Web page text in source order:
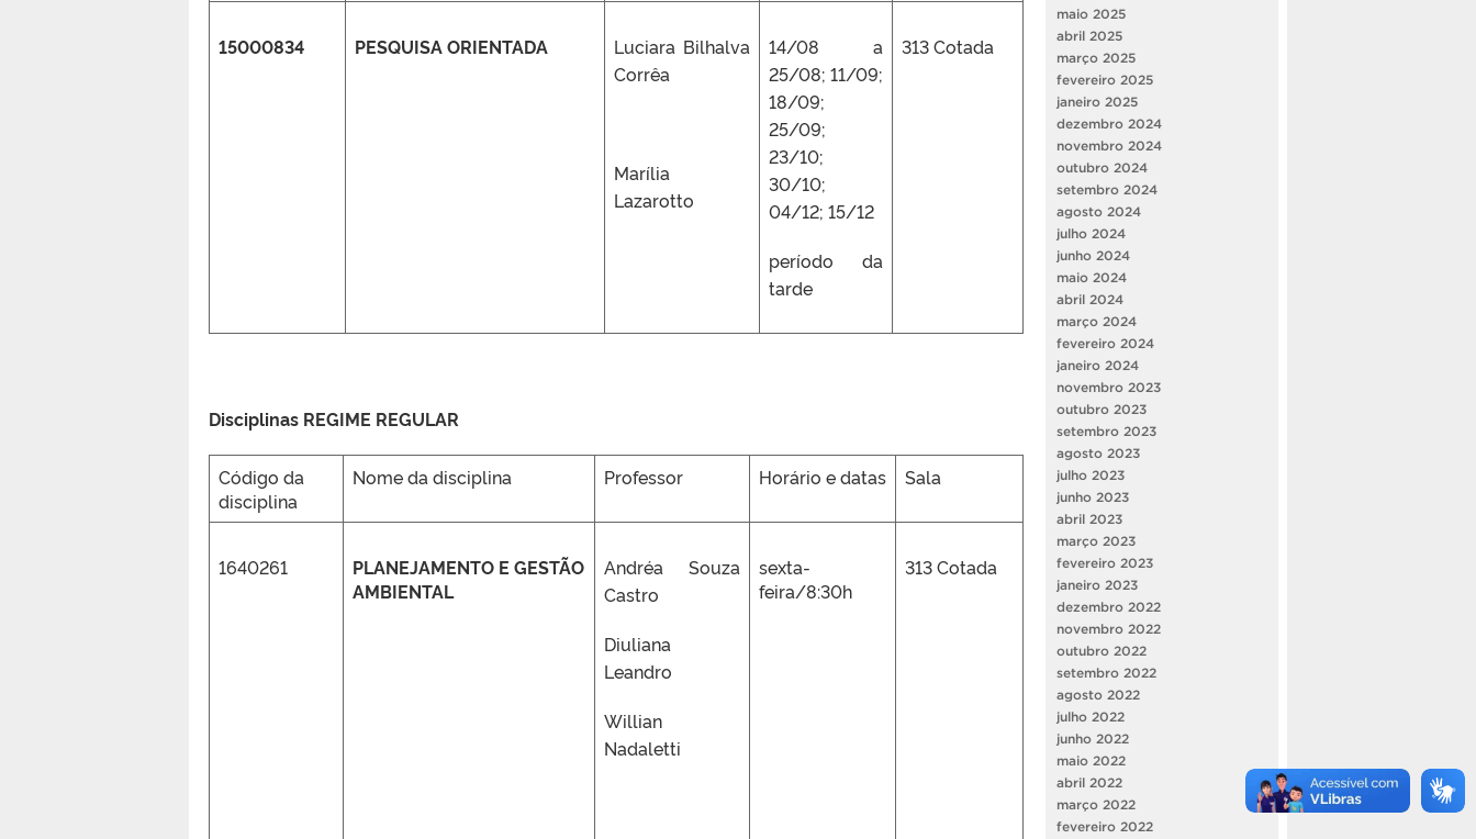
15000834 PESQUISA ORIENTADA
Luciara Bilhalva
Corrêa
Marília
Lazarotto
14/08 a
25/08; 11/09;
18/09;
25/09;
23/10;
30/10;
04/12; 15/12
período da
tarde
313 Cotada
Disciplinas REGIME REGULAR
Código da
disciplina
Nome da disciplina Professor Horário e datas Sala
1640261
PLANEJAMENTO E GESTÃO
AMBIENTAL
Andréa Souza
Castro
Diuliana
Leandro
Willian
Nadaletti
sexta-
feira/8:30h
313 Cotada
maio 2025
abril 2025
março 2025
fevereiro 2025
janeiro 2025
dezembro 2024
novembro 2024
outubro 2024
setembro 2024
agosto 2024
julho 2024
junho 2024
maio 2024
abril 2024
março 2024
fevereiro 2024
janeiro 2024
novembro 2023
outubro 2023
setembro 2023
agosto 2023
julho 2023
junho 2023
abril 2023
março 2023
fevereiro 2023
janeiro 2023
dezembro 2022
novembro 2022
outubro 2022
setembro 2022
agosto 2022
julho 2022
junho 2022
maio 2022
abril 2022
março 2022
fevereiro 2022